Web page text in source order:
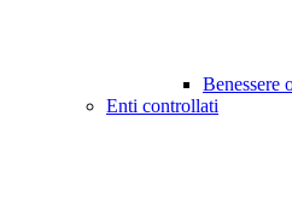
Benessere
Enti controllati